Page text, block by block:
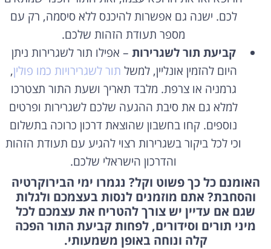
לכם. ישנה גם אפשרות להיכנס ללא סיסמה, רק עם
מספר תעודת הזהות שלכם.
קביעת תור לשגרירות – אפילו תור לשגרירות ניתן
היום להזמין אונליין, למשל תור לשגרירויות כמו פולין,
גרמניה או צרפת. מלבד תאריך ושעת התור תצטרכו
למלא גם את סיבת ההגעה שלכם לשגרירות ופרטים
נוספים. קחו בחשבון שהוצאת דרכון כרוכה בתשלום
וכי לכל ביקור בשגרירות רצוי להגיע עם תעודת הזהות
והדרכון הישראלי שלכם.
האומנם כל כך פשוט וקל? נגמרו ימי הבירוקרטיה
והסחבת? אתם מוזמנים לנסות בעצמכם ולגלות
שגם אם עדיין יש צורך להטריח את עצמכם לכל
מיני תורים וסידורים, לפחות קביעת התור הפכה
קלה ונוחה באופן משמעותי.